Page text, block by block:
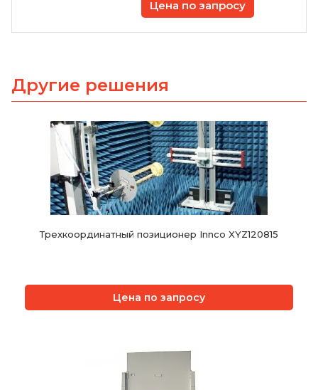
Цена по запросу
Другие решения
Трехкоординатный позиционер Innco XYZ120815
Цена по запросу